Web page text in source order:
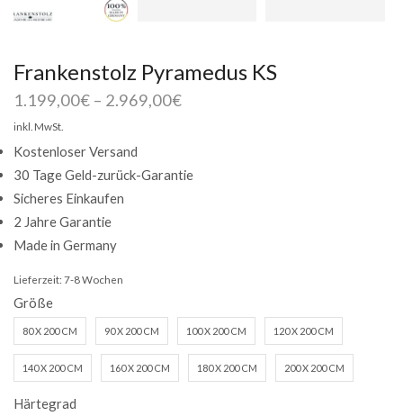
Frankenstolz Pyramedus KS
1.199,00€ – 2.969,00€
inkl. MwSt.
Kostenloser Versand
30 Tage Geld-zurück-Garantie
Sicheres Einkaufen
2 Jahre Garantie
Made in Germany
Lieferzeit: 7-8 Wochen
Größe
80 X 200 CM 90 X 200 CM 100 X 200 CM 120 X 200 CM
140 X 200 CM 160 X 200 CM 180 X 200 CM 200 X 200 CM
Härtegrad